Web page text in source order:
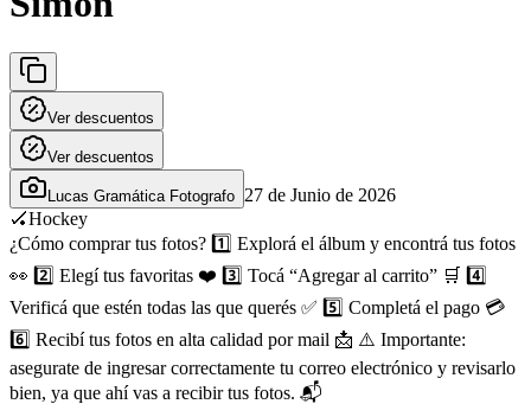
Ver descuentos
Ver descuentos
Lucas Gramática Fotografo 27 de Junio de 2026
🏑Hockey
¿Cómo comprar tus fotos? 1️⃣ Explorá el álbum y encontrá tus fotos
👀 2️⃣ Elegí tus favoritas ❤️ 3️⃣ Tocá “Agregar al carrito” 🛒 4️⃣
Verificá que estén todas las que querés ✅ 5️⃣ Completá el pago 💳
6️⃣ Recibí tus fotos en alta calidad por mail 📩 ⚠️ Importante:
asegurate de ingresar correctamente tu correo electrónico y revisarlo
bien, ya que ahí vas a recibir tus fotos. 📬